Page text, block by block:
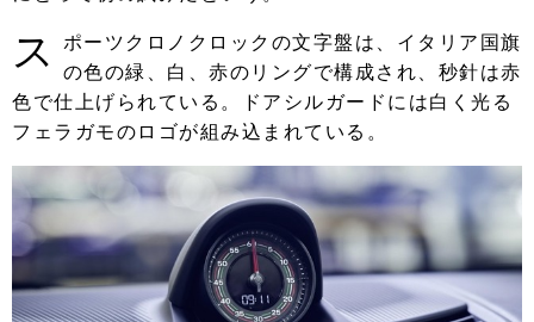
ス
ポーツクロノクロックの文字盤は、イタリア国旗
の色の緑、白、赤のリングで構成され、秒針は赤
色で仕上げられている。ドアシルガードには白く光る
フェラガモのロゴが組み込まれている。